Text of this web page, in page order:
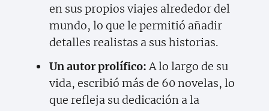
en sus propios viajes alrededor del
mundo, lo que le permitió añadir
detalles realistas a sus historias.
Un autor prolífico:A lo largo de su
vida, escribió más de 60 novelas, lo
que refleja su dedicación a la